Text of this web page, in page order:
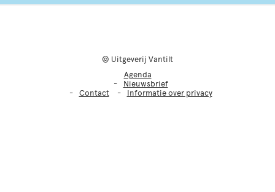
© Uitgeverij Vantilt
Agenda
Nieuwsbrief
Contact
Informatie over privacy